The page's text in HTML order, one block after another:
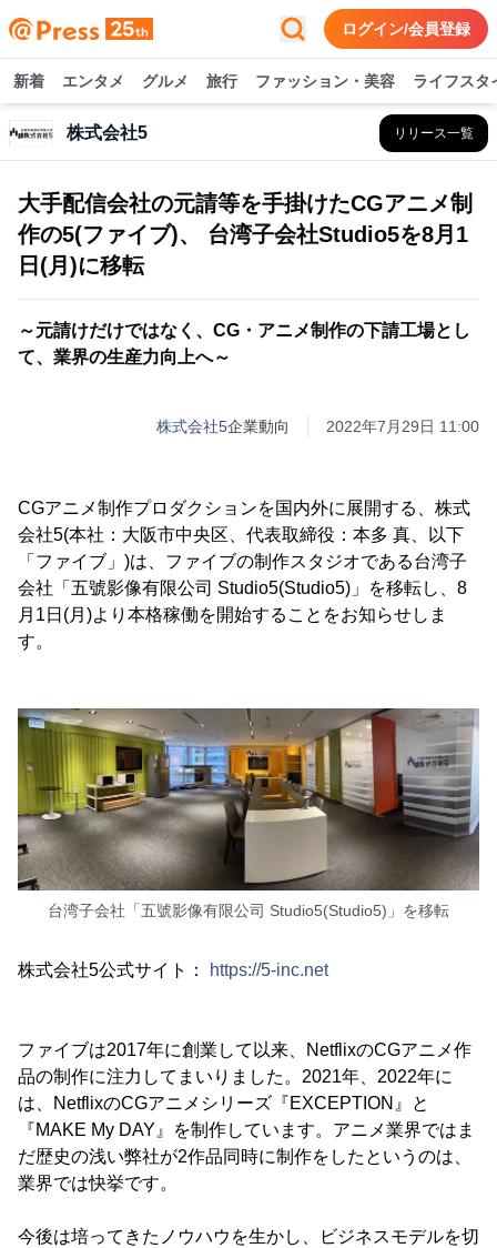
ログイン/会員登録
新着 エンタメ グルメ 旅行 ファッション・美容 ライフスタ
株式会社5 リリース一覧
大手配信会社の元請等を手掛けたCGアニメ制
作の5(ファイブ)、 台湾子会社Studio5を8月1
日(月)に移転
～元請けだけではなく、CG・アニメ制作の下請工場とし
て、業界の生産力向上へ～
株式会社5企業動向 2022年7月29日 11:00
CGアニメ制作プロダクションを国内外に展開する、株式
会社5(本社：大阪市中央区、代表取締役：本多 真、以下
「ファイブ」)は、ファイブの制作スタジオである台湾子
会社「五號影像有限公司 Studio5(Studio5)」を移転し、8
月1日(月)より本格稼働を開始することをお知らせしま
す。
台湾子会社「五號影像有限公司 Studio5(Studio5)」を移転
株式会社5公式サイト： https://5-inc.net
ファイブは2017年に創業して以来、NetflixのCGアニメ作
品の制作に注力してまいりました。2021年、2022年に
は、NetflixのCGアニメシリーズ『EXCEPTION』と
『MAKE My DAY』を制作しています。アニメ業界ではま
だ歴史の浅い弊社が2作品同時に制作をしたというのは、
業界では快挙です。
今後は培ってきたノウハウを生かし、ビジネスモデルを切